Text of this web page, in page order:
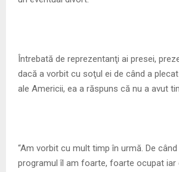
Întrebată de reprezentanţi ai presei,
dacă a vorbit cu soţul ei de când a
ale Americii, ea a răspuns că nu a avut
“Am vorbit cu mult timp în urmă. De
programul îl am foarte, foarte ocupat iar